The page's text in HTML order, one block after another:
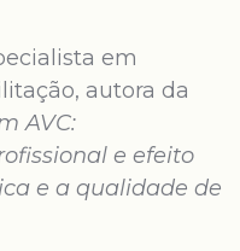
em
autora da
AVC:
e efeito
e a qualidade de